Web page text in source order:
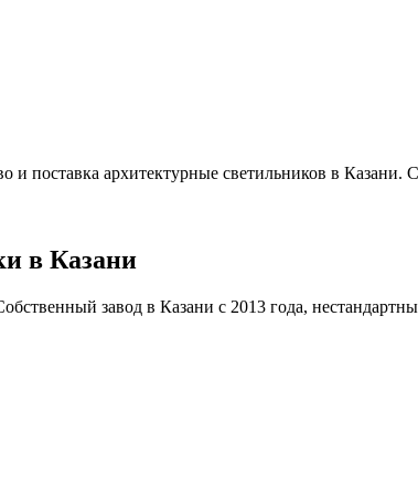
и поставка архитектурные светильников в
в Казани
завод в Казани с 2013 года,